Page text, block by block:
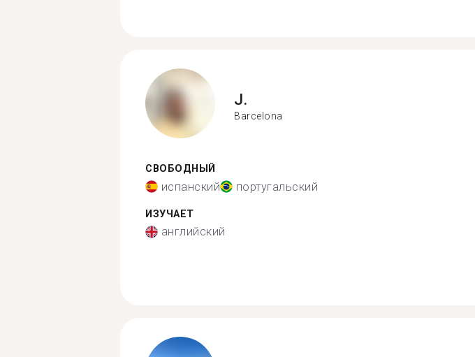
J.
Barcelona
СВОБОДНЫЙ
испанский португальский
ИЗУЧАЕТ
английский